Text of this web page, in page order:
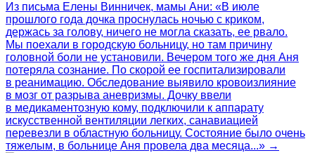
Из письма Елены Винничек, мамы Ани: «В июле
прошлого года дочка проснулась ночью с криком,
держась за голову, ничего не могла сказать, ее рвало.
Мы поехали в городскую больницу, но там причину
головной боли не установили. Вечером того же дня Аня
потеряла сознание. По скорой ее госпитализировали
в реанимацию. Обследование выявило кровоизлияние
в мозг от разрыва аневризмы. Дочку ввели
в медикаментозную кому, подключили к аппарату
искусственной вентиляции легких, санавиацией
перевезли в областную больницу. Состояние было очень
тяжелым, в больнице Аня провела два месяца...» →